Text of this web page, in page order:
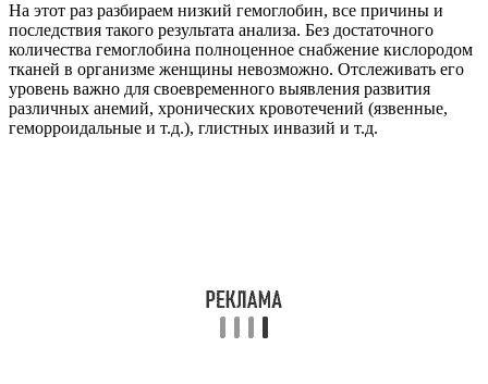
На этот раз разбираем низкий гемоглобин, все причины и
последствия такого результата анализа. Без достаточного
количества гемоглобина полноценное снабжение кислородом
тканей в организме женщины невозможно. Отслеживать его
уровень важно для своевременного выявления развития
различных анемий, хронических кровотечений (язвенные,
геморроидальные и т.д.), глистных инвазий и т.д.